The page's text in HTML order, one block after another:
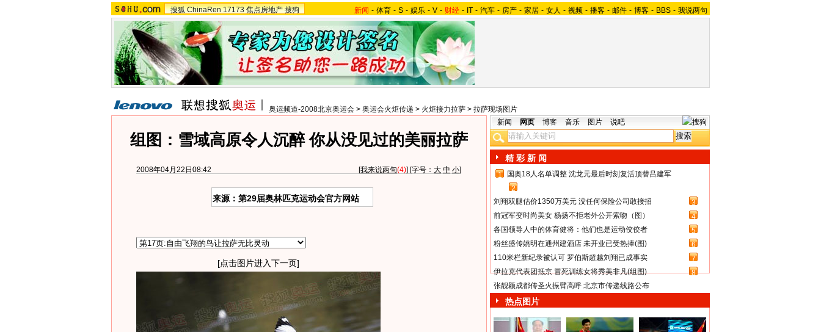
搜狐 ChinaRen 17173 焦点房地产 搜狗 新闻 - 体育 - S - 娱乐 - V - 财经 - IT - 汽车 - 房产 - 家居 - 女人 - 视频 - 播客 - 邮件 - 博客 - BBS - 我说两句
奥运频道-2008北京奥运会 > 奥运会火炬传递 > 火炬接力拉萨 > 拉萨现场图片
组图：雪域高原令人沉醉 你从没见过的美丽拉萨
2008年04月22日08:42 [我来说两句(4)] [字号： 大 中 小]
来源：第29届奥林匹克运动会官方网站
[点击图片进入下一页]
新闻 网页 博客 音乐 图片 说吧
精 彩 新 闻
1
国奥18人名单调整 沈龙元最后时刻复活顶替吕建军
2
刘翔双腿估价1350万美元 没任何保险公司敢接招
3
前冠军变时尚美女 杨扬不拒老外公开索吻（图）
4
各国领导人中的体育健将：他们也是运动佼佼者
5
粉丝盛传姚明在通州建酒店 未开业已受热捧(图)
6
110米栏新纪录被认可 罗伯斯超越刘翔已成事实
7
伊拉克代表团抵京 冒死训练女将秀美非凡(组图)
8
张靓颖成都传圣火振臂高呼 北京市传递线路公布
热点图片